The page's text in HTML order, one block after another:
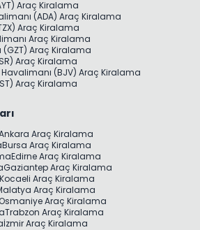
Araç Kiralama
(ADA) Araç Kiralama
Araç Kiralama
Araç Kiralama
Araç Kiralama
Araç Kiralama
(BJV) Araç Kiralama
Araç Kiralama
Araç Kiralama
Bursa Araç Kiralama
Edirne Araç Kiralama
Gaziantep Araç Kiralama
Kocaeli Araç Kiralama
Araç Kiralama
Osmaniye Araç Kiralama
Trabzon Araç Kiralama
İzmir Araç Kiralama